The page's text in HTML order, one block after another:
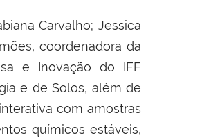
Carvalho; Jessica
coordenadora da
e Inovação do IFF
e de Solos, além de
com amostras
químicos estáveis,